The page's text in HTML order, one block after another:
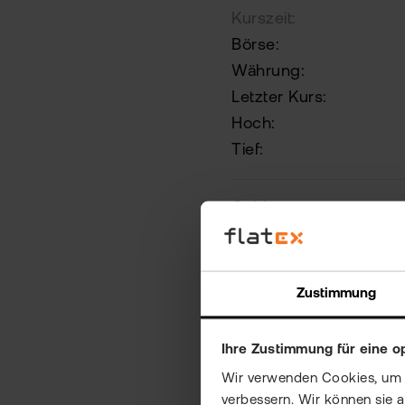
Zustimmung
Ihre Zustimmung für eine
Wir verwenden Cookies,
verbessern. Wir können sie
Kurszeit:
Börse:
Währung:
Letzter Kurs:
Hoch:
Tief:
Brief:
Depot eröffnen
Risiko:Investitionen